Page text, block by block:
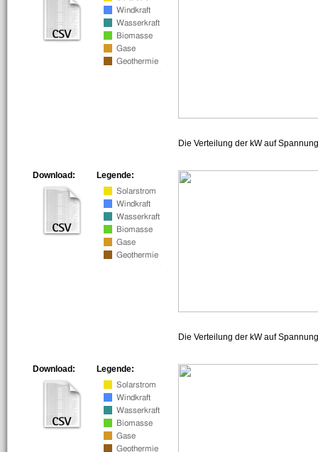
Die Verteilung der kW auf
Legende:
Download:
Die Verteilung der kW auf
Legende:
Download: